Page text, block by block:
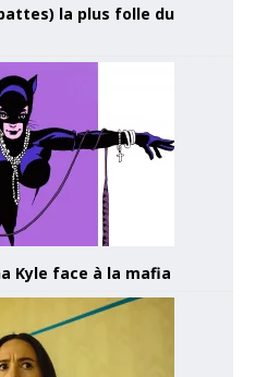
la plus folle du
Kyle face à la mafia